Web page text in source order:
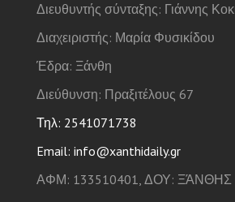
Διευθυντής σύνταξης: Γιάννης
Διαχειριστής: Μαρία Φυσικίδου
Έδρα: Ξάνθη
Διεύθυνση: Πραξιτέλους 67
Τηλ: 2541071738
Email: info@xanthidaily.gr
ΑΦΜ: 133510401, ΔΟΥ: ΞΆΝΘΗΣ